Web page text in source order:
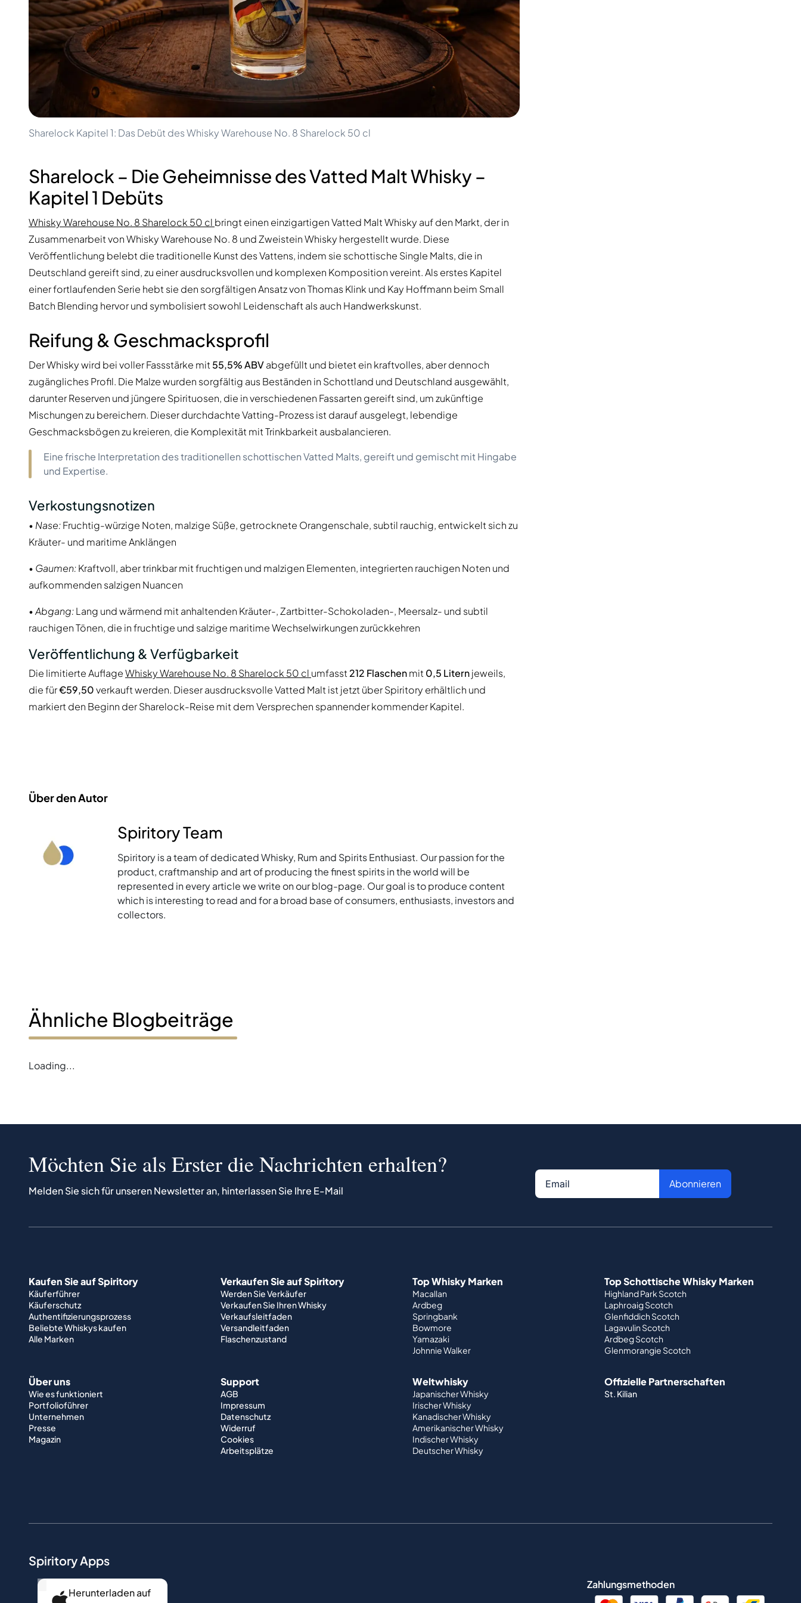
200-500€
Kommende Veröffentlichungen
Kollektionen
Kundenfavoriten
Rar & Sammlerstück
Limitierte Auflagen
Geschlossene Brennerei
Süßer Whisky
Diplomatico
Don Julio
Gin Mare
Mangabeiras
Hennessy
Martell
Monkey 47
Remy Martin
Ron Zacapa
Sharelock Kapitel 1: Das Debüt des Whisky Warehouse No. 8 Sharelock 50 cl
Sharelock – Die Geheimnisse des Vatted Malt Whisky –
Kapitel 1 Debüts
Whisky Warehouse No. 8 Sharelock 50 cl bringt einen einzigartigen Vatted Malt Whisky auf den Markt, der in
Zusammenarbeit von Whisky Warehouse No. 8 und Zweistein Whisky hergestellt wurde. Diese
Veröffentlichung belebt die traditionelle Kunst des Vattens, indem sie schottische Single Malts, die in
Deutschland gereift sind, zu einer ausdrucksvollen und komplexen Komposition vereint. Als erstes Kapitel
einer fortlaufenden Serie hebt sie den sorgfältigen Ansatz von Thomas Klink und Kay Hoffmann beim Small
Batch Blending hervor und symbolisiert sowohl Leidenschaft als auch Handwerkskunst.
Reifung & Geschmacksprofil
Der Whisky wird bei voller Fassstärke mit55,5% ABVabgefüllt und bietet ein kraftvolles, aber dennoch
zugängliches Profil. Die Malze wurden sorgfältig aus Beständen in Schottland und Deutschland ausgewählt,
darunter Reserven und jüngere Spirituosen, die in verschiedenen Fassarten gereift sind, um zukünftige
Mischungen zu bereichern. Dieser durchdachte Vatting-Prozess ist darauf ausgelegt, lebendige
Geschmacksbögen zu kreieren, die Komplexität mit Trinkbarkeit ausbalancieren.
Eine frische Interpretation des traditionellen schottischen Vatted Malts, gereift und gemischt mit Hingabe
und Expertise.
Verkostungsnotizen
• Nase:Fruchtig-würzige Noten, malzige Süße, getrocknete Orangenschale, subtil rauchig, entwickelt sich zu
Kräuter- und maritime Anklängen
• Gaumen:Kraftvoll, aber trinkbar mit fruchtigen und malzigen Elementen, integrierten rauchigen Noten und
aufkommenden salzigen Nuancen
•Abgang:Lang und wärmend mit anhaltenden Kräuter-, Zartbitter-Schokoladen-, Meersalz- und subtil
rauchigen Tönen, die in fruchtige und salzige maritime Wechselwirkungen zurückkehren
Veröffentlichung & Verfügbarkeit
Die limitierte AuflageWhisky Warehouse No. 8 Sharelock 50 cl umfasst212 Flaschenmit0,5 Liternjeweils,
die für€59,50verkauft werden. Dieser ausdrucksvolle Vatted Malt ist jetzt über Spiritory erhältlich und
markiert den Beginn der Sharelock-Reise mit dem Versprechen spannender kommender Kapitel.
Über den Autor
Spiritory Team
Spiritory is a team of dedicated Whisky, Rum and Spirits Enthusiast. Our passion for the
product, craftmanship and art of producing the finest spirits in the world will be
represented in every article we write on our blog-page. Our goal is to produce content
which is interesting to read and for a broad base of consumers, enthusiasts, investors and
collectors.
Ähnliche Blogbeiträge
Loading...
Möchten Sie als Erster die Nachrichten erhalten?
Melden Sie sich für unseren Newsletter an, hinterlassen Sie Ihre E-Mail
Abonnieren
Kaufen Sie auf Spiritory
Käuferführer
Käuferschutz
Authentifizierungsprozess
Beliebte Whiskys kaufen
Alle Marken
Verkaufen Sie auf Spiritory
Werden Sie Verkäufer
Verkaufen Sie Ihren Whisky
Verkaufsleitfaden
Versandleitfaden
Flaschenzustand
Top Whisky Marken
Macallan
Ardbeg
Springbank
Bowmore
Yamazaki
Johnnie Walker
Top Schottische Whisky Marken
Highland Park Scotch
Laphroaig Scotch
Glenfiddich Scotch
Lagavulin Scotch
Ardbeg Scotch
Glenmorangie Scotch
Über uns
Wie es funktioniert
Portfolioführer
Unternehmen
Presse
Magazin
Support
AGB
Impressum
Datenschutz
Widerruf
Cookies
Arbeitsplätze
Weltwhisky
Japanischer Whisky
Irischer Whisky
Kanadischer Whisky
Amerikanischer Whisky
Indischer Whisky
Deutscher Whisky
Offizielle Partnerschaften
St. Kilian
Spiritory Apps
Herunterladen auf
Zahlungsmethoden